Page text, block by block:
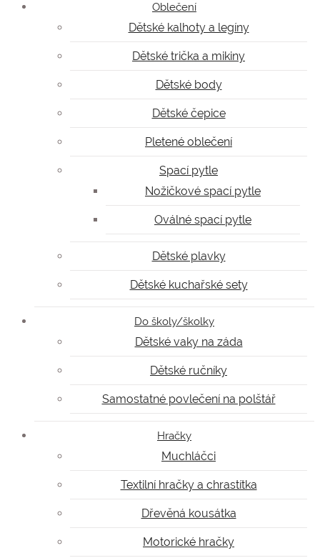
Oblečení
Dětské kalhoty a legíny
Dětské trička a mikiny
Dětské body
Dětské čepice
Pletené oblečení
Spací pytle
Nožičkové spací pytle
Oválné spací pytle
Dětské plavky
Dětské kuchařské sety
Do školy/školky
Dětské vaky na záda
Dětské ručníky
Samostatné povlečení na polštář
Hračky
Muchláčci
Textilní hračky a chrastítka
Dřevěná kousátka
Motorické hračky